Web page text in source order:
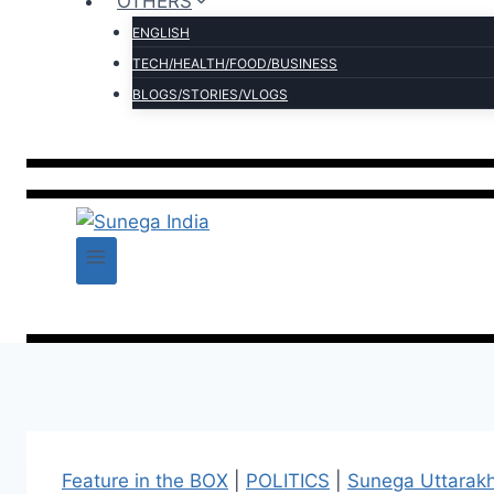
ENGLISH
TECH/HEALTH/FOOD/BUSINESS
BLOGS/STORIES/VLOGS
Feature in the BOX POLITICS Sunega